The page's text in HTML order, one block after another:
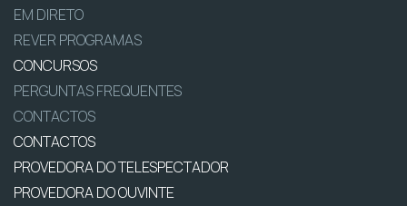
EM DIRETO
REVER PROGRAMAS
CONCURSOS
PERGUNTAS FREQUENTES
CONTACTOS
CONTACTOS
PROVEDORA DO TELESPECTADOR
PROVEDORA DO OUVINTE